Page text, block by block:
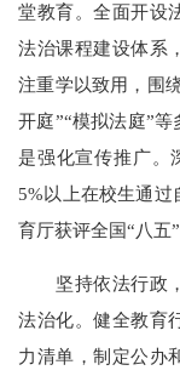
堂教育。全面开设
法治课程建设体系
注重学以致用，围
开庭”“模拟法庭”
是强化宣传推广。
5%以上在校生通过
育厅获评全国“八五
坚持依法行政，
法治化。健全教育
力清单，制定公办